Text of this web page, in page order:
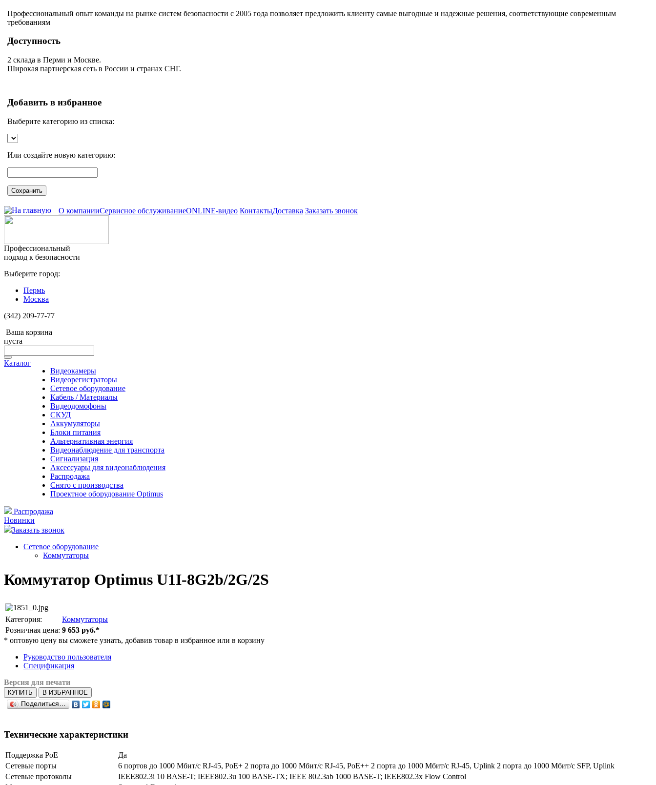
Профессиональный опыт команды на рынке систем безопасности с 2005 года позволяет предложить клиенту самые выгодные и надежные решения, соответствующие современным
требованиям
Доступность
2 склада в Перми и Москве.
Широкая партнерская сеть в России и странах СНГ.
Добавить в избранное
Выберите категорию из списка:
Или создайте новую категорию:
Сохранить
О компанииСервисное обслуживаниеONLINE-видео КонтактыДоставка Заказать звонок
Профессиональный
подход к безопасности
Выберите город:
Пермь
Москва
(342) 209-77-77
Ваша корзина
пуста
Каталог
Видеокамеры
Видеорегистраторы
Сетевое оборудование
Кабель / Материалы
Видеодомофоны
СКУД
Аккумуляторы
Блоки питания
Альтернативная энергия
Видеонаблюдение для транспорта
Сигнализация
Аксессуары для видеонаблюдения
Распродажа
Снято с производства
Проектное оборудование Optimus
Распродажа
Новинки
Заказать звонок
Сетевое оборудование
Коммутаторы
Коммутатор Optimus U1I-8G2b/2G/2S
Категория:
Коммутаторы
Розничная цена: 9 653 руб.*
* оптовую цену вы сможете узнать, добавив товар в избранное или в корзину
Руководство пользователя
Спецификация
Версия для печати
КУПИТЬ
В ИЗБРАННОЕ
Поделиться…
Технические характеристики
Поддержка PoE
Да
Сетевые порты
6 портов до 1000 Мбит/с RJ-45, PoE+ 2 порта до 1000 Мбит/с RJ-45, PoE++ 2 порта до 1000 Мбит/с RJ-45, Uplink 2 порта до 1000 Мбит/с SFP, Uplink
Сетевые протоколы
IEEE802.3i 10 BASE-T; IEEE802.3u 100 BASE-TX; IEEE 802.3ab 1000 BASE-T; IEEE802.3x Flow Control